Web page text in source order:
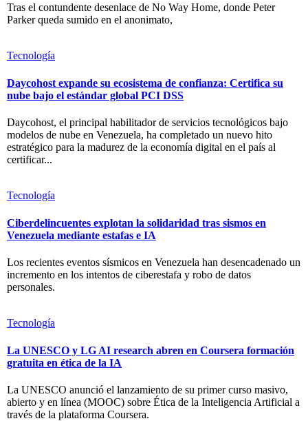
Tras el contundente desenlace de No Way Home, donde Peter
Parker queda sumido en el anonimato,
Tecnología
Daycohost expande su ecosistema de confianza: Certifica su
nube bajo el estándar global PCI DSS
Daycohost, el principal habilitador de servicios tecnológicos bajo
modelos de nube en Venezuela, ha completado un nuevo hito
estratégico para la madurez de la economía digital en el país al
certificar...
Tecnología
Ciberdelincuentes explotan la solidaridad tras sismos en
Venezuela mediante estafas e IA
Los recientes eventos sísmicos en Venezuela han desencadenado un
incremento en los intentos de ciberestafa y robo de datos
personales.
Tecnología
La UNESCO y LG AI research abren en Coursera formación
gratuita en ética de la IA
La UNESCO anunció el lanzamiento de su primer curso masivo,
abierto y en línea (MOOC) sobre Ética de la Inteligencia Artificial a
través de la plataforma Coursera.